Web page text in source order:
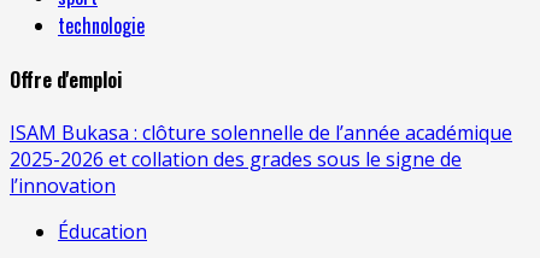
technologie
Offre d'emploi
ISAM Bukasa : clôture solennelle de l’année académique
2025-2026 et collation des grades sous le signe de
l’innovation
Éducation